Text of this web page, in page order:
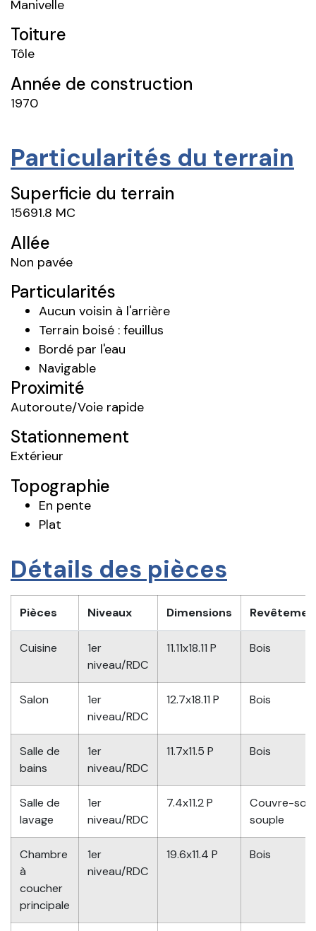
Manivelle
Toiture
Tôle
Année de construction
1970
Particularités du terrain
Superficie du terrain
15691.8 MC
Allée
Non pavée
Particularités
Aucun voisin à l'arrière
Terrain boisé : feuillus
Bordé par l'eau
Navigable
Proximité
Autoroute/Voie rapide
Stationnement
Extérieur
Topographie
En pente
Plat
Détails des pièces
Pièces Niveaux Dimensions
Cuisine
1er
niveau/RDC
11.11x18.11 P Bois
Salon
1er
niveau/RDC
12.7x18.11 P Bois
Salle de
bains
1er
niveau/RDC
11.7x11.5 P Bois
Salle de
lavage
1er
niveau/RDC
7.4x11.2 P
Couvre-sol
souple
Chambre
à
coucher
principale
1er
niveau/RDC
19.6x11.4 P Bois